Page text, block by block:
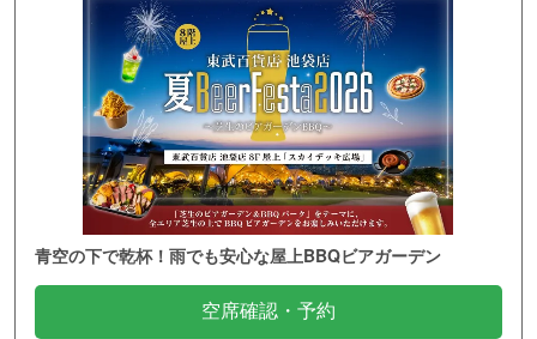
青空の下で乾杯！雨でも安心な屋上BBQビアガーデン
空席確認・予約